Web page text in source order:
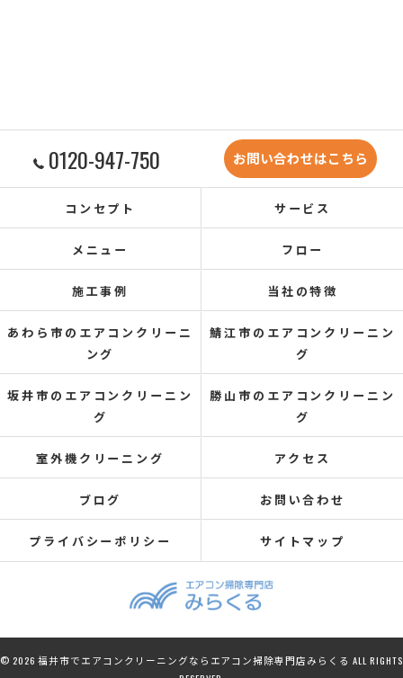
0120-947-750 お問い合わせはこちら
コンセプト サービス
メニュー フロー
施工事例 当社の特徴
あわら市のエアコンクリーニ
ング
鯖江市のエアコンクリーニン
グ
坂井市のエアコンクリーニン
グ
勝山市のエアコンクリーニン
グ
室外機クリーニング アクセス
ブログ お問い合わせ
プライバシーポリシー サイトマップ
© 2026 福井市でエアコンクリーニングならエアコン掃除専門店みらくる ALL RIGHTS